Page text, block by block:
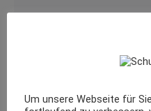
Um unsere Webseite für